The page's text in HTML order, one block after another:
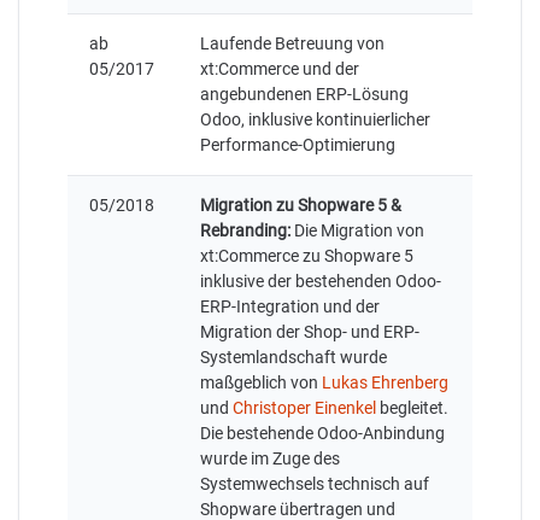
ab
05/2017
Laufende Betreuung von
xt:Commerce und der
angebundenen ERP-Lösung
Odoo, inklusive kontinuierlicher
Performance-Optimierung
05/2018
Migration zu Shopware 5 &
Rebranding: Die Migration von
xt:Commerce zu Shopware 5
inklusive der bestehenden Odoo-
ERP-Integration und der
Migration der Shop- und ERP-
Systemlandschaft wurde
maßgeblich von Lukas Ehrenberg
und Christoper Einenkel begleitet.
Die bestehende Odoo-Anbindung
wurde im Zuge des
Systemwechsels technisch auf
Shopware übertragen und